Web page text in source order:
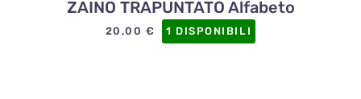
ZAINO TRAPUNTATO Alfabeto
20,00€ 1 DISPONIBILI